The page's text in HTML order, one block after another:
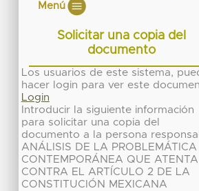
Menú
Solicitar una copia del
documento
Los usuarios de este sistema,
hacer login para ver este
Login
Introducir la siguiente información
para solicitar una copia del
documento a la persona
ANÁLISIS DE LA PROBLEMÁTICA
CONTEMPORÁNEA QUE ATENTA
CONTRA EL ARTÍCULO 2 DE LA
CONSTITUCIÓN MEXICANA